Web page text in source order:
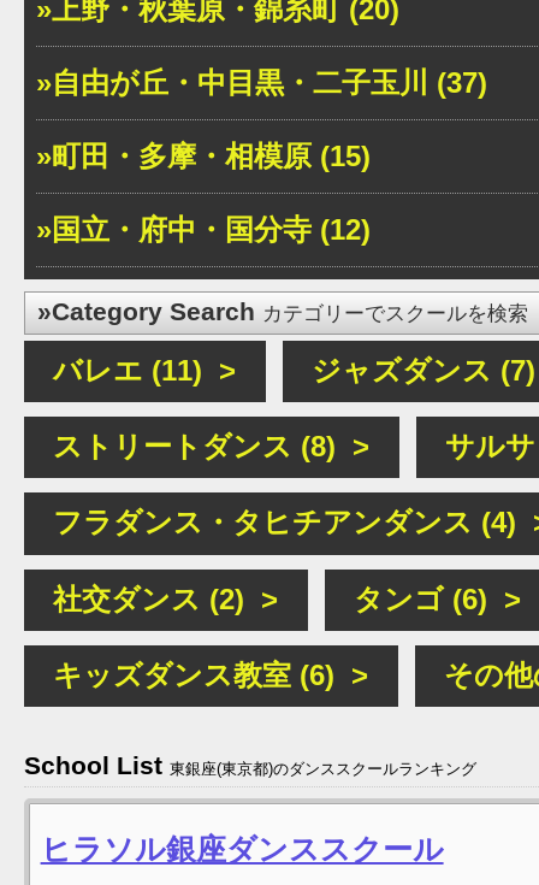
»上野・秋葉原・錦糸町 (20)
»自由が丘・中目黒・二子玉川 (37)
»町田・多摩・相模原 (15)
»国立・府中・国分寺 (12)
»Category Search カテゴリーでスクールを検索
バレエ (11) > ジャズダンス
ストリートダンス (8) > サル
フラダンス・タヒチアンダンス (4)
社交ダンス (2) > タンゴ (6) >
キッズダンス教室 (6) > その
School List 東銀座(東京都)のダンススクールランキング
ヒラソル銀座ダンススクール